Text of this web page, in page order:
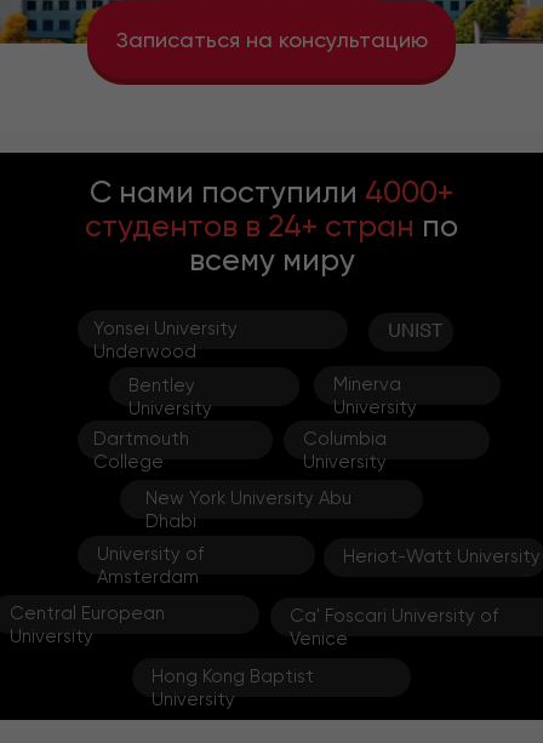
Записаться на консультацию
C нами поступили 4000+
студентов в 24+ стран по
всему миру
New York University Abu
Dhabi
Yonsei University
Underwood
Hong Kong Baptist
University
Ca' Foscari University of
Venice
Heriot-Watt University
University of
Amsterdam
UNIST
Minerva
University
Columbia
University
Central European
University
Dartmouth
College
Bentley
University